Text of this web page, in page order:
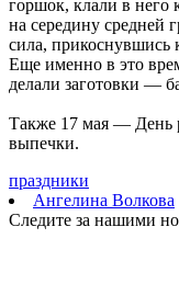
налета БПЛА
06.08.2026 | 17:46
На судоремонтном
пассажирских судов
06.08.2026 | 17:42
Жителей Тольятти
вечеринку
06.08.2026 | 17:23
Стало известно, на
августа
06.08.2026 | 17:10
На железнодорожных
горшок, клали в него
на середину средней
сила, прикоснувшись
Еще именно в это
делали заготовки —
Также 17 мая — День
выпечки.
праздники
Ангелина Волкова
Следите за нашими